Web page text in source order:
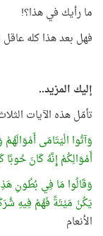
ما رأيك في هذا؟!
فهل بعد هذا كله
إليك المزيد..
تأمّل هذه الآيات
وَآتُوا الْيَتَامَى
أَمْوَالِكُمْ إِنَّهُ كَانَ حُوبًا
وَقَالُوا مَا فِي بُطُونِ
يَكُنْ مَيْتَةً فَهُمْ فِيهِ
الأنعام